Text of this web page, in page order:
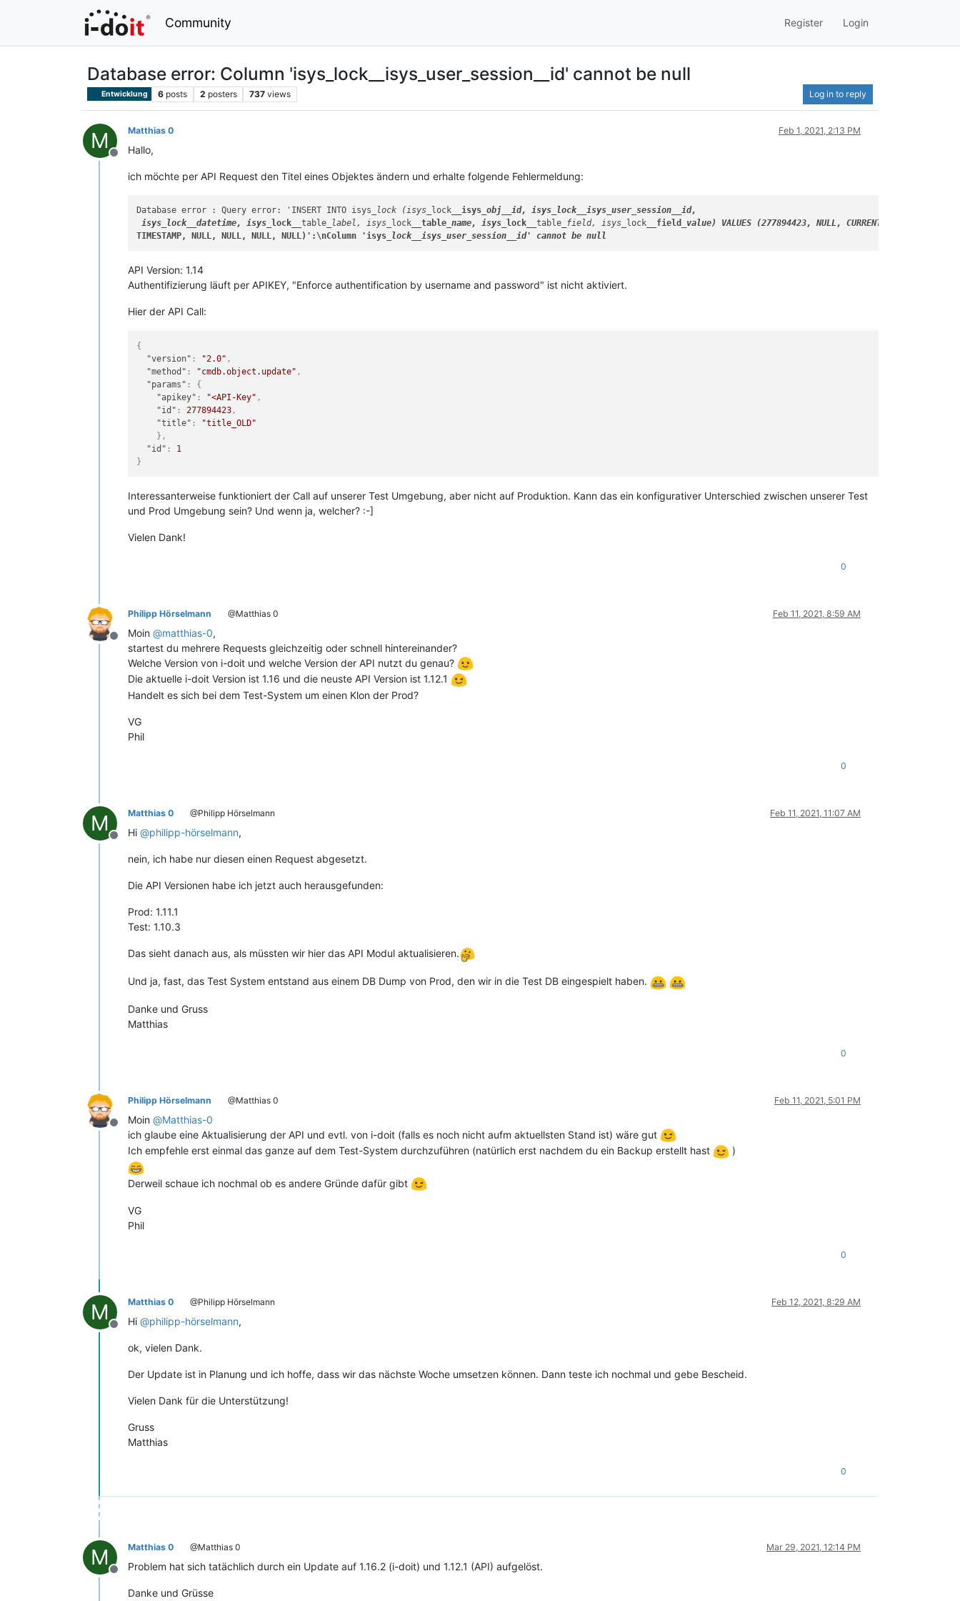
Community Register Login
Database error: Column 'isys_lock__isys_user_session__id' cannot be null
Entwicklung 6 posts 2 posters 737 views Log in to reply
M
Offline
Matthias 0 Feb 1, 2021, 2:13 PM
Hallo,
ich möchte per API Request den Titel eines Objektes ändern und erhalte folgende Fehlermeldung:
Database error : Query error: 'INSERT INTO isys _lock (isys_ lock __isys _obj __id, isys _lock__isys _user_session__id,
isys_
lock__datetime, isys_ lock__table _label, isys_ lock __table _name, isys_ lock__table _field, isys_ lock __field
_value) VALUES (277894423, NULL, CURRENT_
TIMESTAMP, NULL, NULL, NULL, NULL)':\nColumn 'isys _lock__isys _user_session__
API Version: 1.14
Authentifizierung läuft per APIKEY, "Enforce authentification by username and password" ist nicht aktiviert.
Hier der API Call:
{
"version" : "2.0" ,
"method" : "cmdb.object.update" ,
"params" :
{
"apikey" : "<API-Key" ,
"id" : 277894423 ,
"title" :
"title_OLD"
} ,
"id" :
1
}
Interessanterweise funktioniert der Call auf unserer Test Umgebung, aber nicht auf Produktion. Kann das ein konfigurativer Unterschied zwischen unserer Test
und Prod Umgebung sein? Und wenn ja, welcher? :-]
Vielen Dank!
0
Offline
Philipp Hörselmann @Matthias 0 Feb 11, 2021, 8:59 AM
Moin @matthias-0,
startest du mehrere Requests gleichzeitig oder schnell hintereinander?
Welche Version von i-doit und welche Version der API nutzt du genau?
Die aktuelle i-doit Version ist 1.16 und die neuste API Version ist 1.12.1
Handelt es sich bei dem Test-System um einen Klon der Prod?
VG
Phil
0
M
Offline
Matthias 0 @Philipp Hörselmann Feb 11, 2021, 11:07 AM
Hi @philipp-hörselmann,
nein, ich habe nur diesen einen Request abgesetzt.
Die API Versionen habe ich jetzt auch herausgefunden:
Prod: 1.11.1
Test: 1.10.3
Das sieht danach aus, als müssten wir hier das API Modul aktualisieren.
Und ja, fast, das Test System entstand aus einem DB Dump von Prod, den wir in die Test DB eingespielt haben.
Danke und Gruss
Matthias
0
Offline
Philipp Hörselmann @Matthias 0 Feb 11, 2021, 5:01 PM
Moin @Matthias-0
ich glaube eine Aktualisierung der API und evtl. von i-doit (falls es noch nicht aufm aktuellsten Stand ist) wäre gut
Ich empfehle erst einmal das ganze auf dem Test-System durchzuführen (natürlich erst nachdem du ein Backup erstellt hast
)
Derweil schaue ich nochmal ob es andere Gründe dafür gibt
VG
Phil
0
M
Offline
Matthias 0 @Philipp Hörselmann Feb 12, 2021, 8:29 AM
Hi @philipp-hörselmann,
ok, vielen Dank.
Der Update ist in Planung und ich hoffe, dass wir das nächste Woche umsetzen können. Dann teste ich nochmal und gebe Bescheid.
Vielen Dank für die Unterstützung!
Gruss
Matthias
0
M
Offline
Matthias 0 @Matthias 0 Mar 29, 2021, 12:14 PM
Problem hat sich tatächlich durch ein Update auf 1.16.2 (i-doit) und 1.12.1 (API) aufgelöst.
Danke und Grüsse